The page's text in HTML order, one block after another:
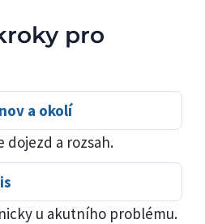
pro
a okolí
dojezd a rozsah.
u akutního problému.